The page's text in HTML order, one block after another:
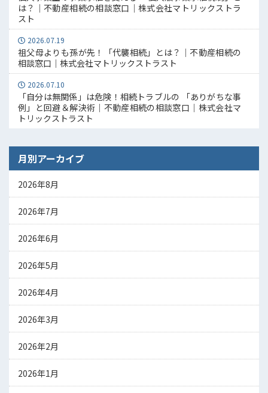
は？｜不動産相続の相談窓口｜株式会社マトリックストラ
スト
2026.07.19
祖父母よりも孫が先！「代襲相続」とは？｜不動産相続の
相談窓口｜株式会社マトリックストラスト
2026.07.10
「自分は無関係」は危険！相続トラブルの 「ありがちな事
例」と回避＆解決術｜不動産相続の相談窓口｜株式会社マ
トリックストラスト
月別アーカイブ
2026年8月
2026年7月
2026年6月
2026年5月
2026年4月
2026年3月
2026年2月
2026年1月